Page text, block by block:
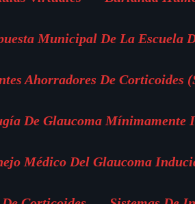
Municipal De La Escuela
Ahorradores De Corticoides
De Glaucoma Mínimamente
Médico Del Glaucoma